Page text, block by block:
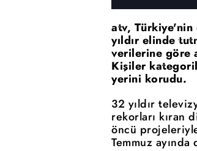
atv, Türkiye'nin
yıldır elinde
verilerine göre
Kişiler
yerini korudu.
32 yıldır
rekorları kıran
öncü
Temmuz